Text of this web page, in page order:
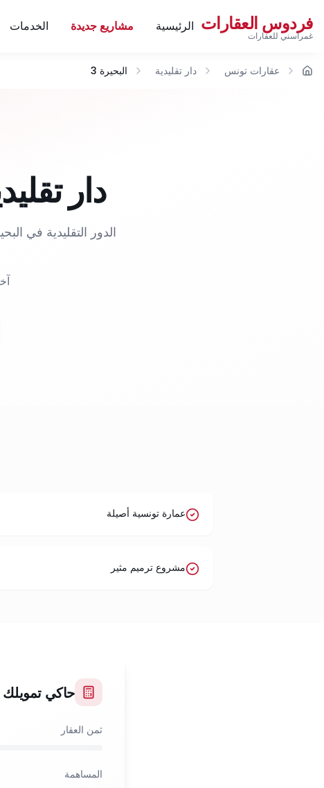
فردوس العقارات
غمراسني للعقارات
الرئيسية مشاريع جديدة الخدمات
الرئيسية عقارات تونس دار تقليدية البحيرة 3
دار تقليدية
عمارة تونسية أصيلة
مشروع ترميم مثير
حاكي تمويلك
ثمن العقار
المساهمة